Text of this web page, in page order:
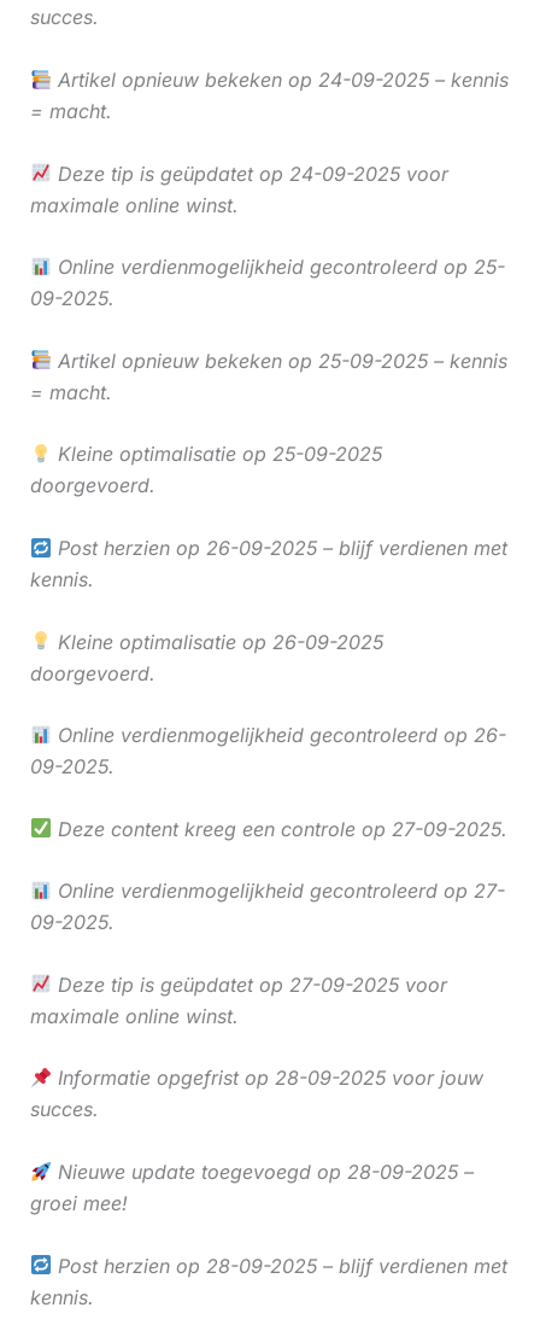
succes.
Artikel opnieuw bekeken op 24-09-2025 – kennis
= macht.
Deze tip is geüpdatet op 24-09-2025 voor
maximale online winst.
Online verdienmogelijkheid gecontroleerd op 25-
09-2025.
Artikel opnieuw bekeken op 25-09-2025 – kennis
= macht.
Kleine optimalisatie op 25-09-2025
doorgevoerd.
Post herzien op 26-09-2025 – blijf verdienen met
kennis.
Kleine optimalisatie op 26-09-2025
doorgevoerd.
Online verdienmogelijkheid gecontroleerd op 26-
09-2025.
Deze content kreeg een controle op 27-09-2025.
Online verdienmogelijkheid gecontroleerd op 27-
09-2025.
Deze tip is geüpdatet op 27-09-2025 voor
maximale online winst.
Informatie opgefrist op 28-09-2025 voor jouw
succes.
Nieuwe update toegevoegd op 28-09-2025 –
groei mee!
Post herzien op 28-09-2025 – blijf verdienen met
kennis.